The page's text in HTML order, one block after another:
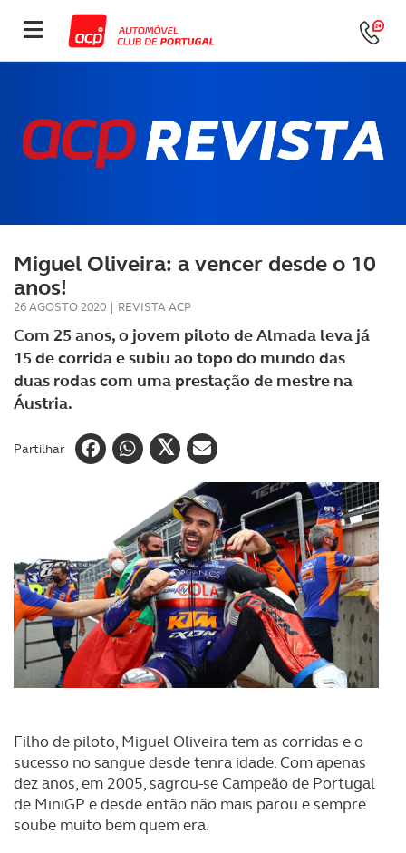
Miguel Oliveira: a vencer desde o 10
anos!
26 AGOSTO 2020 | REVISTA ACP
Com 25 anos, o jovem piloto de Almada leva já
15 de corrida e subiu ao topo do mundo das
duas rodas com uma prestação de mestre na
Áustria.
Partilhar
Filho de piloto, Miguel Oliveira tem as corridas e o
sucesso no sangue desde tenra idade. Com apenas
dez anos, em 2005, sagrou-se Campeão de Portugal
de MiniGP e desde então não mais parou e sempre
soube muito bem quem era.